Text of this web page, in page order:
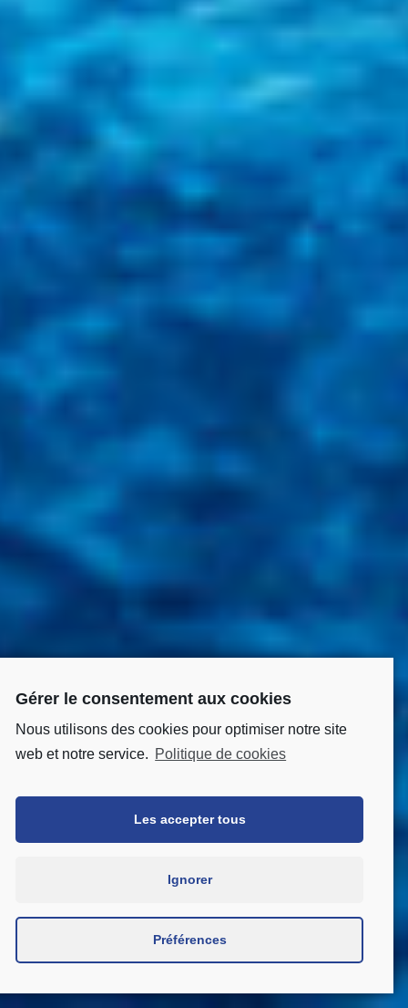
Gérer le consentement aux cookies
Nous utilisons des cookies pour optimiser notre site
web et notre service. Politique de cookies
Les accepter tous
Ignorer
Préférences